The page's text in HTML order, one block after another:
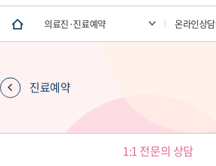
장례식장
의료진·진료예약 온라인상담
진료예약
1:1 전문의 상담